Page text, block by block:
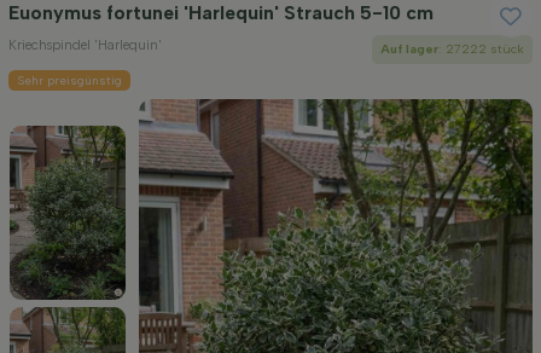
Euonymus fortunei 'Harlequin' Strauch 5-10 cm
Kriechspindel 'Harlequin' Auf lager: 27222 stück
Sehr preisgünstig